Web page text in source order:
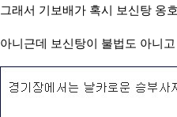
그래서 기보배가 혹시 보신탕 옹
아니근데 보신탕이 불법도 아니